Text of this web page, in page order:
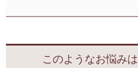
このようなお悩み